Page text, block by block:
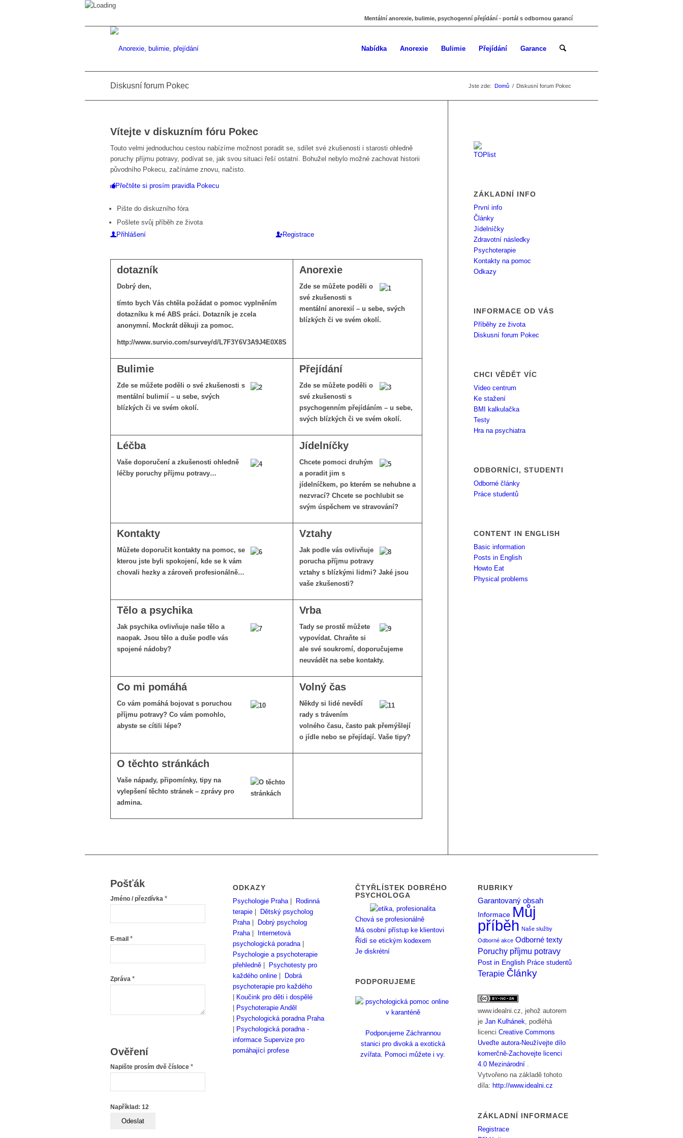
Mentální anorexie, bulimie, psychogenní přejídání - portál s odbornou garancí
Nabídka Anorexie Bulimie Přejídání Garance
Diskusní forum Pokec Jste zde: Domů / Diskusní forum Pokec
Vítejte v diskuzním fóru Pokec
Touto velmi jednoduchou cestou nabízíme možnost poradit se, sdílet své zkušenosti i starosti ohledně
poruchy příjmu potravy, podívat se, jak svou situaci řeší ostatní. Bohužel nebylo možné zachovat historii
původního Pokecu, začínáme znovu, načisto.
Přečtěte si prosím pravidla Pokecu
Pište do diskuzního fóra
Pošlete svůj příběh ze života
Přihlášení
Registrace
dotazník
Dobrý den,
tímto bych Vás chtěla požádat o pomoc vyplněním
dotazníku k mé ABS práci. Dotazník je zcela
anonymní. Mockrát děkuji za pomoc.
http://www.survio.com/survey/d/L7F3Y6V3A9J4E0X8S
Anorexie
Zde se můžete poděli o
své zkušenosti s
mentální anorexií – u sebe, svých
blízkých či ve svém okolí.
Bulimie
Zde se můžete poděli o své zkušenosti s
mentální bulimií – u sebe, svých
blízkých či ve svém okolí.
Přejídání
Zde se můžete poděli o
své zkušenosti s
psychogenním přejídáním – u sebe,
svých blízkých či ve svém okolí.
Léčba
Vaše doporučení a zkušenosti ohledně
léčby poruchy příjmu potravy…
Jídelníčky
Chcete pomoci druhým
a poradit jim s
jídelníčkem, po kterém se nehubne a
nezvrací? Chcete se pochlubit se
svým úspěchem ve stravování?
Kontakty
Můžete doporučit kontakty na pomoc, se
kterou jste byli spokojení, kde se k vám
chovali hezky a zároveň profesionálně…
Vztahy
Jak podle vás ovlivňuje
porucha příjmu potravy
vztahy s blízkými lidmi? Jaké jsou
vaše zkušenosti?
Tělo a psychika
Jak psychika ovlivňuje naše tělo a
naopak. Jsou tělo a duše podle vás
spojené nádoby?
Vrba
Tady se prostě můžete
vypovídat. Chraňte si
ale své soukromí, doporučujeme
neuvádět na sebe kontakty.
Co mi pomáhá
Co vám pomáhá bojovat s poruchou
příjmu potravy? Co vám pomohlo,
abyste se cítili lépe?
Volný čas
Někdy si lidé nevědí
rady s trávením
volného času, často pak přemýšlejí
o jídle nebo se přejídají. Vaše tipy?
O těchto stránkách
Vaše nápady, připomínky, tipy na
vylepšení těchto stránek – zprávy pro
admina.
ZÁKLADNÍ INFO
První info
Články
Jídelníčky
Zdravotní následky
Psychoterapie
Kontakty na pomoc
Odkazy
INFORMACE OD VÁS
Příběhy ze života
Diskusní forum Pokec
CHCI VĚDĚT VÍC
Video centrum
Ke stažení
BMI kalkulačka
Testy
Hra na psychiatra
ODBORNÍCI, STUDENTI
Odborné články
Práce studentů
CONTENT IN ENGLISH
Basic information
Posts in English
Howto Eat
Physical problems
Pošťák
Jméno / přezdívka *
E-mail *
Zpráva *
Ověření
Napište prosím dvě čísloce *
Například: 12
ODKAZY
Psychologie Praha|
Rodinná
terapie
Dětský psycholog
Praha|
Dobrý psycholog
Praha|
Internetová
psychologická poradna|
Psychologie a psychoterapie
přehledně
Psychotesty pro
každého online
Dobrá
psychoterapie pro každého
Koučink pro děti i dospělé
Psychoterapie Anděl
Psychologická poradna Praha
Psychologická poradna -
informace Supervize pro
pomáhající profese
ČTYŘLÍSTEK DOBRÉHO
PSYCHOLOGA
Chová se profesionálně
Má osobní přístup ke klientovi
Řídí se etickým kodexem
Je diskrétní
PODPORUJEME
Podporujeme Záchrannou
stanici pro divoká a exotická
zvířata. Pomoci můžete i vy.
RUBRIKY
Garantovaný obsah
Informace Můj
příběh Naše služby
Odborné akce Odborné texty
Poruchy příjmu potravy
Post in English Práce studentů
Terapie Články
www.idealni.cz, jehož autorem
jeJan Kulhánek, podléhá
licenciCreative Commons
Uveďte autora-Neužívejte dílo
komerčně-Zachovejte licenci
4.0 Mezinárodní .
Vytvořeno na základě tohoto
díla: http://www.idealni.cz
ZÁKLADNÍ INFORMACE
Registrace